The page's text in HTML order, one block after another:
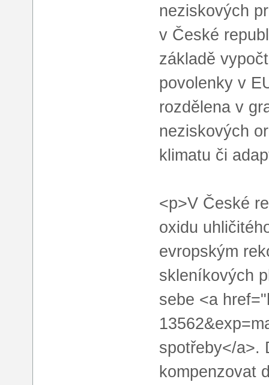
neziskových
v České
základě
povolenky v
rozdělena v
neziskových
klimatu či
<p>V České
oxidu
evropským
skleníkových
sebe <a
spotřeby</a>.
kompenzovat